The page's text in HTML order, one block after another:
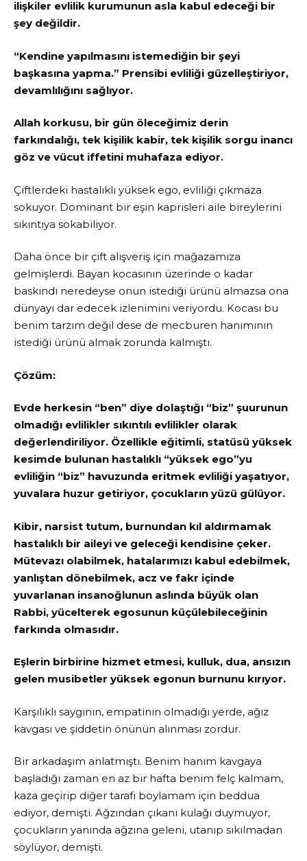
ilişkiler evlilik kurumunun asla kabul edeceği bir
şey değildir.
“Kendine yapılmasını istemediğin bir şeyi
başkasına yapma.” Prensibi evliliği güzelleştiriyor,
devamlılığını sağlıyor.
Allah korkusu, bir gün öleceğimiz derin
farkındalığı, tek kişilik kabir, tek kişilik sorgu inancı
göz ve vücut iffetini muhafaza ediyor.
Çiftlerdeki hastalıklı yüksek ego, evliliği çıkmaza
sokuyor. Dominant bir eşin kaprisleri aile bireylerini
sıkıntıya sokabiliyor.
Daha önce bir çift alışveriş için mağazamıza
gelmişlerdi. Bayan kocasının üzerinde o kadar
baskındı neredeyse onun istediği ürünü almazsa ona
dünyayı dar edecek izlenimini veriyordu. Kocası bu
benim tarzım değil dese de mecburen hanımının
istediği ürünü almak zorunda kalmıştı.
Çözüm:
Evde herkesin “ben” diye dolaştığı “biz” şuurunun
olmadığı evlilikler sıkıntılı evlilikler olarak
değerlendiriliyor. Özellikle eğitimli, statüsü yüksek
kesimde bulunan hastalıklı “yüksek ego”yu
evliliğin “biz” havuzunda eritmek evliliği yaşatıyor,
yuvalara huzur getiriyor, çocukların yüzü gülüyor.
Kibir, narsist tutum, burnundan kıl aldırmamak
hastalıklı bir aileyi ve geleceği kendisine çeker.
Mütevazı olabilmek, hatalarımızı kabul edebilmek,
yanlıştan dönebilmek, acz ve fakr içinde
yuvarlanan insanoğlunun aslında büyük olan
Rabbi, yücelterek egosunun küçülebileceğinin
farkında olmasıdır.
Eşlerin birbirine hizmet etmesi, kulluk, dua, ansızın
gelen musibetler yüksek egonun burnunu kırıyor.
Karşılıklı saygının, empatinin olmadığı yerde, ağız
kavgası ve şiddetin önünün alınması zordur.
Bir arkadaşım anlatmıştı. Benim hanım kavgaya
başladığı zaman en az bir hafta benim felç kalmam,
kaza geçirip diğer tarafı boylamam için beddua
ediyor, demişti. Ağzından çıkanı kulağı duymuyor,
çocukların yanında ağzına geleni, utanıp sıkılmadan
söylüyor, demişti.